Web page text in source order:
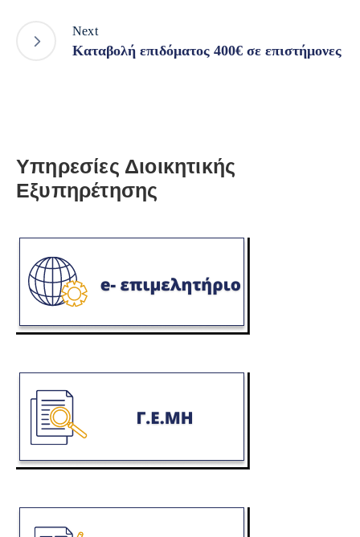
Next
Καταβολή επιδόματος 400€ σε επιστήμονες
Υπηρεσίες Διοικητικής
Εξυπηρέτησης